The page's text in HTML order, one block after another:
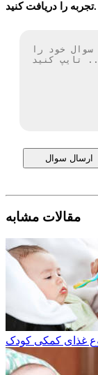
تجربه را دریافت کنید.
ارسال سوال
مقالات مشابه
غذای کمکی کودک